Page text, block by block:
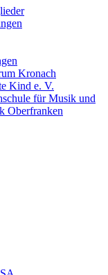
Kronach
Kind e. V.
für Musik und
Oberfranken